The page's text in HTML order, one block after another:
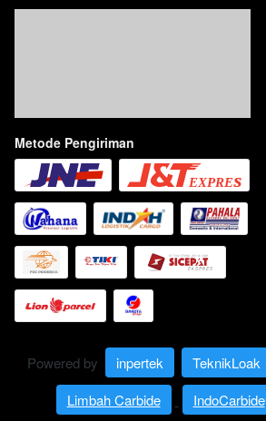
Metode Pengiriman
Powered by inpertek TeknikLoak
Limbah Carbide
IndoCarbide